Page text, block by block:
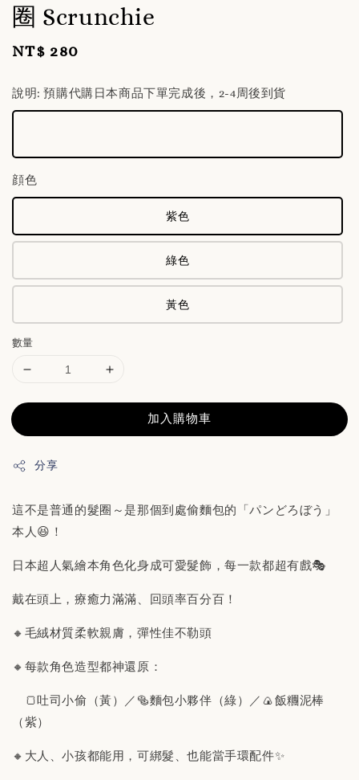
圈 Scrunchie
Regular
NT$ 280
說明: 預購代購日本商品下單完成後，2-4周後到貨
顔色
紫色
綠色
黃色
數量
加入購物車
分享
這不是普通的髮圈～是那個到處偷麵包的「パンどろぼう」
本人😆！
日本超人氣繪本角色化身成可愛髮飾，每一款都超有戲🎭
戴在頭上，療癒力滿滿、回頭率百分百！
🔸毛絨材質柔軟親膚，彈性佳不勒頭
🔸每款角色造型都神還原：
🍞吐司小偷（黃）／🥯麵包小夥伴（綠）／🍙飯糰泥棒
（紫）
🔸大人、小孩都能用，可綁髮、也能當手環配件✨